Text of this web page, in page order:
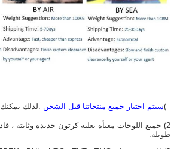
سيتم اختبار جميع منتجاتنا قبل الشحن .لذلك يمكنك
2) جميع اللوحات معبأة بعلبة كرتون جديدة وثابتة ،
طويلة.